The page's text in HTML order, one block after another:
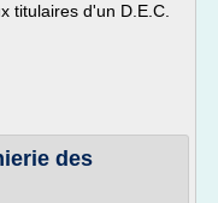
titulaires d'un D.E.C.
des